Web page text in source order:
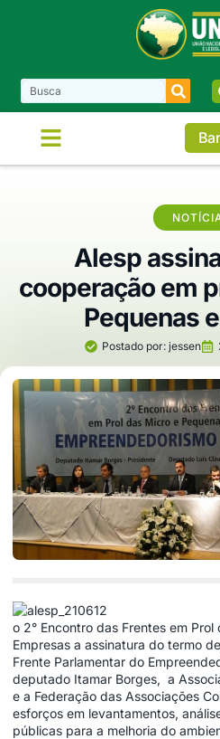
Alesp
cooperação em
Pequenas
Postado por: jessen
o 2° Encontro das Frentes em
Empresas a assinatura do termo
Frente Parlamentar do
deputado Itamar Borges, a
e a Federação das Associações
esforços em levantamentos,
públicas para a melhoria do